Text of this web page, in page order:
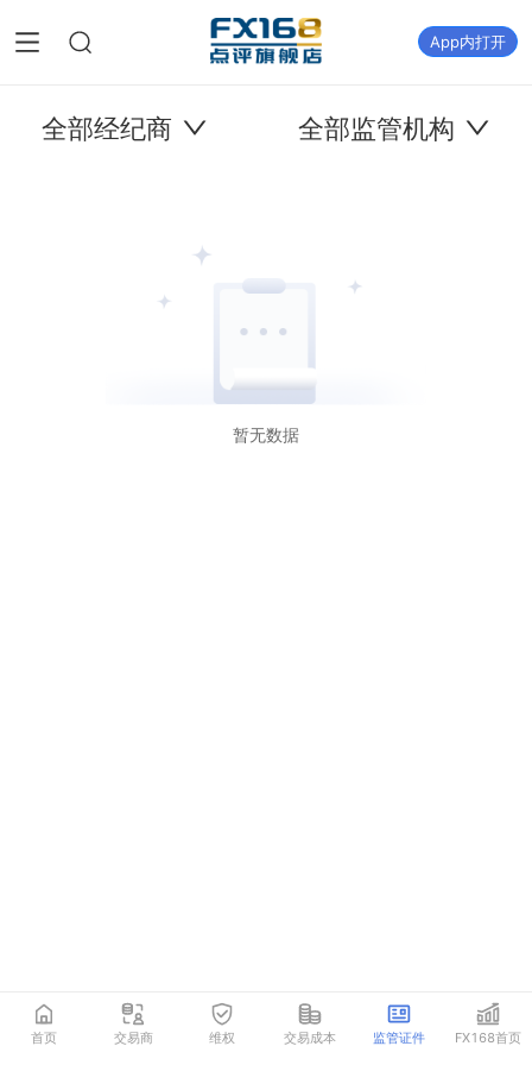
App内打开
全部经纪商 全部监管机构
暂无数据
首页 交易商 维权 交易成本 监管证件 FX168首页